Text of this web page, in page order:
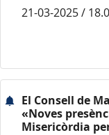
21-03-2025 /
El Consell de
«Noves
Misericòrdia